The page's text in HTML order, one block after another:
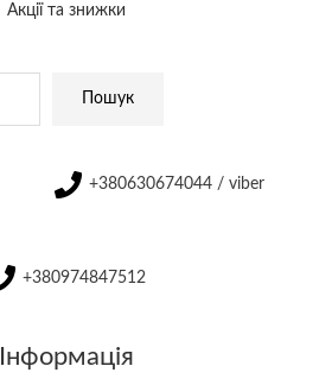
Акції та знижки
Пошук
+380630674044 / viber
+380974847512
Інформація